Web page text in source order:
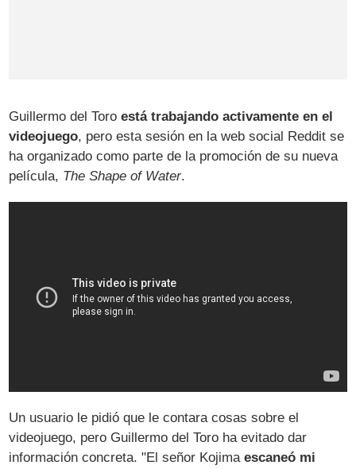
Guillermo del Toroestá trabajando activamente en el
videojuego, pero esta sesión en la web social Reddit se
ha organizado como parte de la promoción de su nueva
película, The Shape of Water.
Un usuario le pidió que le contara cosas sobre el
videojuego, pero Guillermo del Toro ha evitado dar
información concreta. "El señor Kojimaescaneó mi